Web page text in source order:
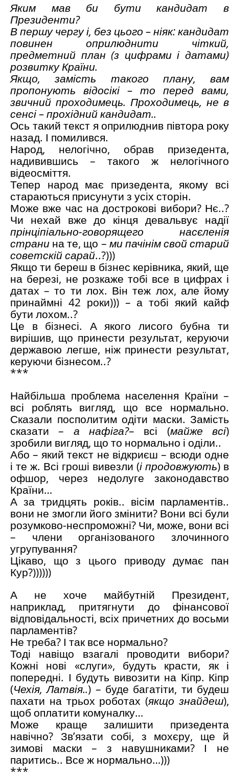
Яким мав би бути кандидат в
Президенти?
В першу чергу і, без цього – ніяк: кандидат
повинен оприлюднити чіткий,
предметний план (з цифрами і датами)
розвитку Країни.
Якщо, замість такого плану, вам
пропонують відосікі – то перед вами,
звичний проходимець. Проходимець, не в
сенсі – прохідний кандидат..
Ось такий текст я оприлюднив півтора року
назад. І помилився.
Народ, нелогічно, обрав призедента,
надивившись – такого ж нелогічного
відеосміття.
Тепер народ має призедента, якому всі
стараються присунути з усіх сторін.
Може вже час на дострокові вибори? Нє..?
Чи нехай вже до кінця девальвує надії
прінціпіально-говорящего насєленія
страни на те, що – ми пачінім свой старий
советскій сарай..?)))
Якщо ти береш в бізнес керівника, який, ще
на березі, не розкаже тобі все в цифрах і
датах – то ти лох. Він теж лох, але йому
принаймні 42 роки))) – а тобі який кайф
бути лохом..?
Це в бізнесі. А якого лисого бубна ти
вирішив, що принести результат, керуючи
державою легше, ніж принести результат,
керуючи бізнесом..?
***
Найбільша проблема населення Країни –
всі роблять вигляд, що все нормально.
Сказали посполитим одіти маски. Замість
сказати – а нафіга?– всі (майже всі)
зробили вигляд, що то нормально і оділи..
Або – який текст не відкриєш – всюди одне
і те ж. Всі гроші вивезли (і продовжують) в
офшор, через недолуге законодавство
Країни…
А за тридцять років.. вісім парламентів..
вони не змогли його змінити? Вони всі були
розумково-неспроможні? Чи, може, вони всі
– члени організованого злочинного
угрупування?
Цікаво, що з цього приводу думає пан
Кур?))))))
А не хоче майбутній Президент,
наприклад, притягнути до фінансової
відповідальності, всіх причетних до восьми
парламентів?
Не треба? І так все нормально?
Тоді навіщо взагалі проводити вибори?
Кожні нові «слуги», будуть красти, як і
попередні. І будуть вивозити на Кіпр. Кіпр
(Чехія, Латвія..) – буде багатіти, ти будеш
пахати на трьох роботах (якщо знайдеш),
щоб оплатити комуналку…
Може краще залишити призедента
навічно? Зв’язати собі, з мохєру, ще й
зимові маски – з навушниками? І не
паритись.. Все ж нормально…)))